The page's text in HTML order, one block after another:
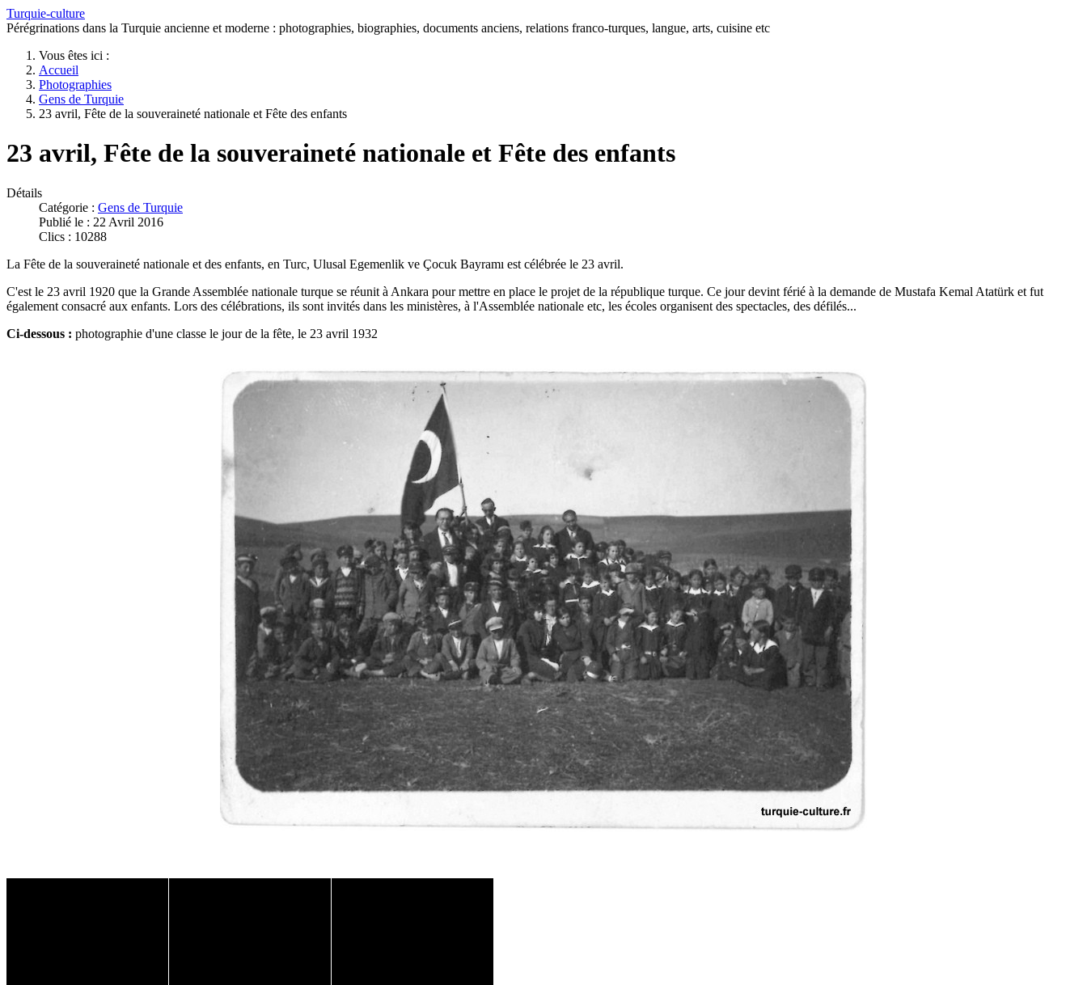
Turquie-culture
Pérégrinations dans la Turquie ancienne et moderne : photographies, biographies, documents anciens, relations franco-turques, langue, arts, cuisine etc
Vous êtes ici :
Accueil
Photographies
Gens de Turquie
23 avril, Fête de la souveraineté nationale et Fête des enfants
23 avril, Fête de la souveraineté nationale et Fête des enfants
Détails
Catégorie : Gens de Turquie
Publié le : 22 Avril 2016
Clics : 10288
La Fête de la souveraineté nationale et des enfants, en Turc, Ulusal Egemenlik ve Çocuk Bayramı est célébrée le 23 avril.
C'est le 23 avril 1920 que la Grande Assemblée nationale turque se réunit à Ankara pour mettre en place le projet de la république turque. Ce jour devint férié à la demande de Mustafa Kemal Atatürk et fut
également consacré aux enfants. Lors des célébrations, ils sont invités dans les ministères, à l'Assemblée nationale etc, les écoles organisent des spectacles, des défilés...
Ci-dessous : photographie d'une classe le jour de la fête, le 23 avril 1932